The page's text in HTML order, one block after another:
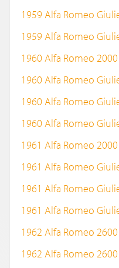
1959 Alfa Romeo
1959 Alfa Romeo
1960 Alfa Romeo 2000
1960 Alfa Romeo
1960 Alfa Romeo
1960 Alfa Romeo
1961 Alfa Romeo 2000
1961 Alfa Romeo
1961 Alfa Romeo
1961 Alfa Romeo
1962 Alfa Romeo 2600
1962 Alfa Romeo